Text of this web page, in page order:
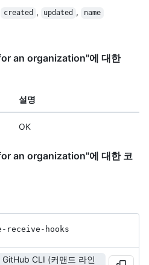
created , updated , name
an organization"에 대한
설명
OK
an organization"에 대한 코
receive-hooks
GitHub CLI (커맨드 라인